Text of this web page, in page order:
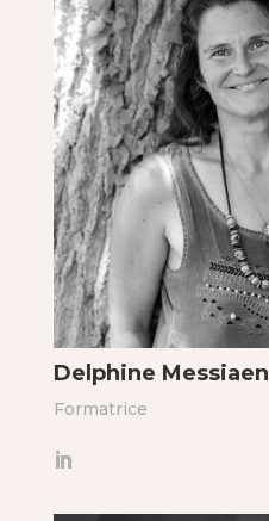
Delphine Messiaen
Formatrice